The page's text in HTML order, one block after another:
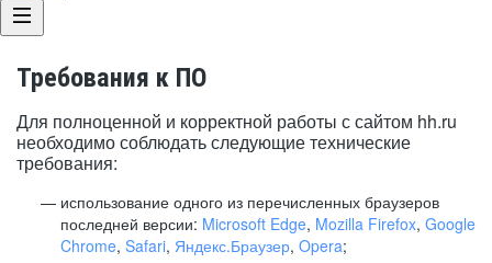
Требования к ПО
Для полноценной и корректной работы с сайтом hh.ru
необходимо соблюдать следующие технические
требования:
использование одного из перечисленных браузеров
последней версии: Microsoft Edge, Mozilla Firefox, Google
Chrome, Safari, Яндекс.Браузер, Opera;